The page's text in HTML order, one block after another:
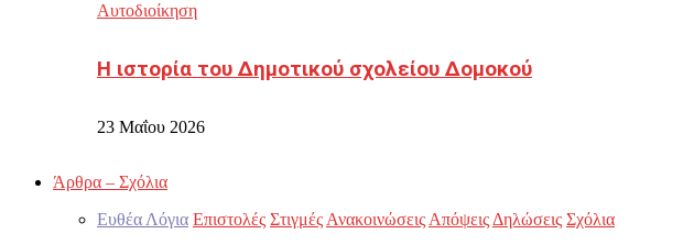
Αυτοδιοίκηση
Η ιστορία του Δημοτικού σχολείου Δομοκού
23 Μαΐου 2026
Άρθρα – Σχόλια
Ευθέα Λόγια Επιστολές Στιγμές Ανακοινώσεις Απόψεις Δηλώσεις Σχόλια